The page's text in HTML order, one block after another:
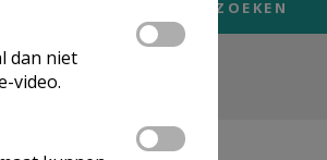
dan niet
video.